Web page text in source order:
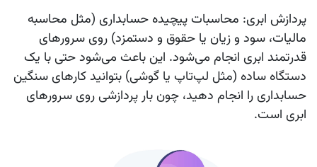
پردازش ابری: محاسبات پیچیده حسابداری (مثل محاسبه
مالیات، سود و زیان یا حقوق و دستمزد) روی سرورهای
قدرتمند ابری انجام می‌شود. این باعث می‌شود حتی با یک
دستگاه ساده (مثل لپ‌تاپ یا گوشی) بتوانید کارهای سنگین
حسابداری را انجام دهید، چون بار پردازشی روی سرورهای
ابری است.